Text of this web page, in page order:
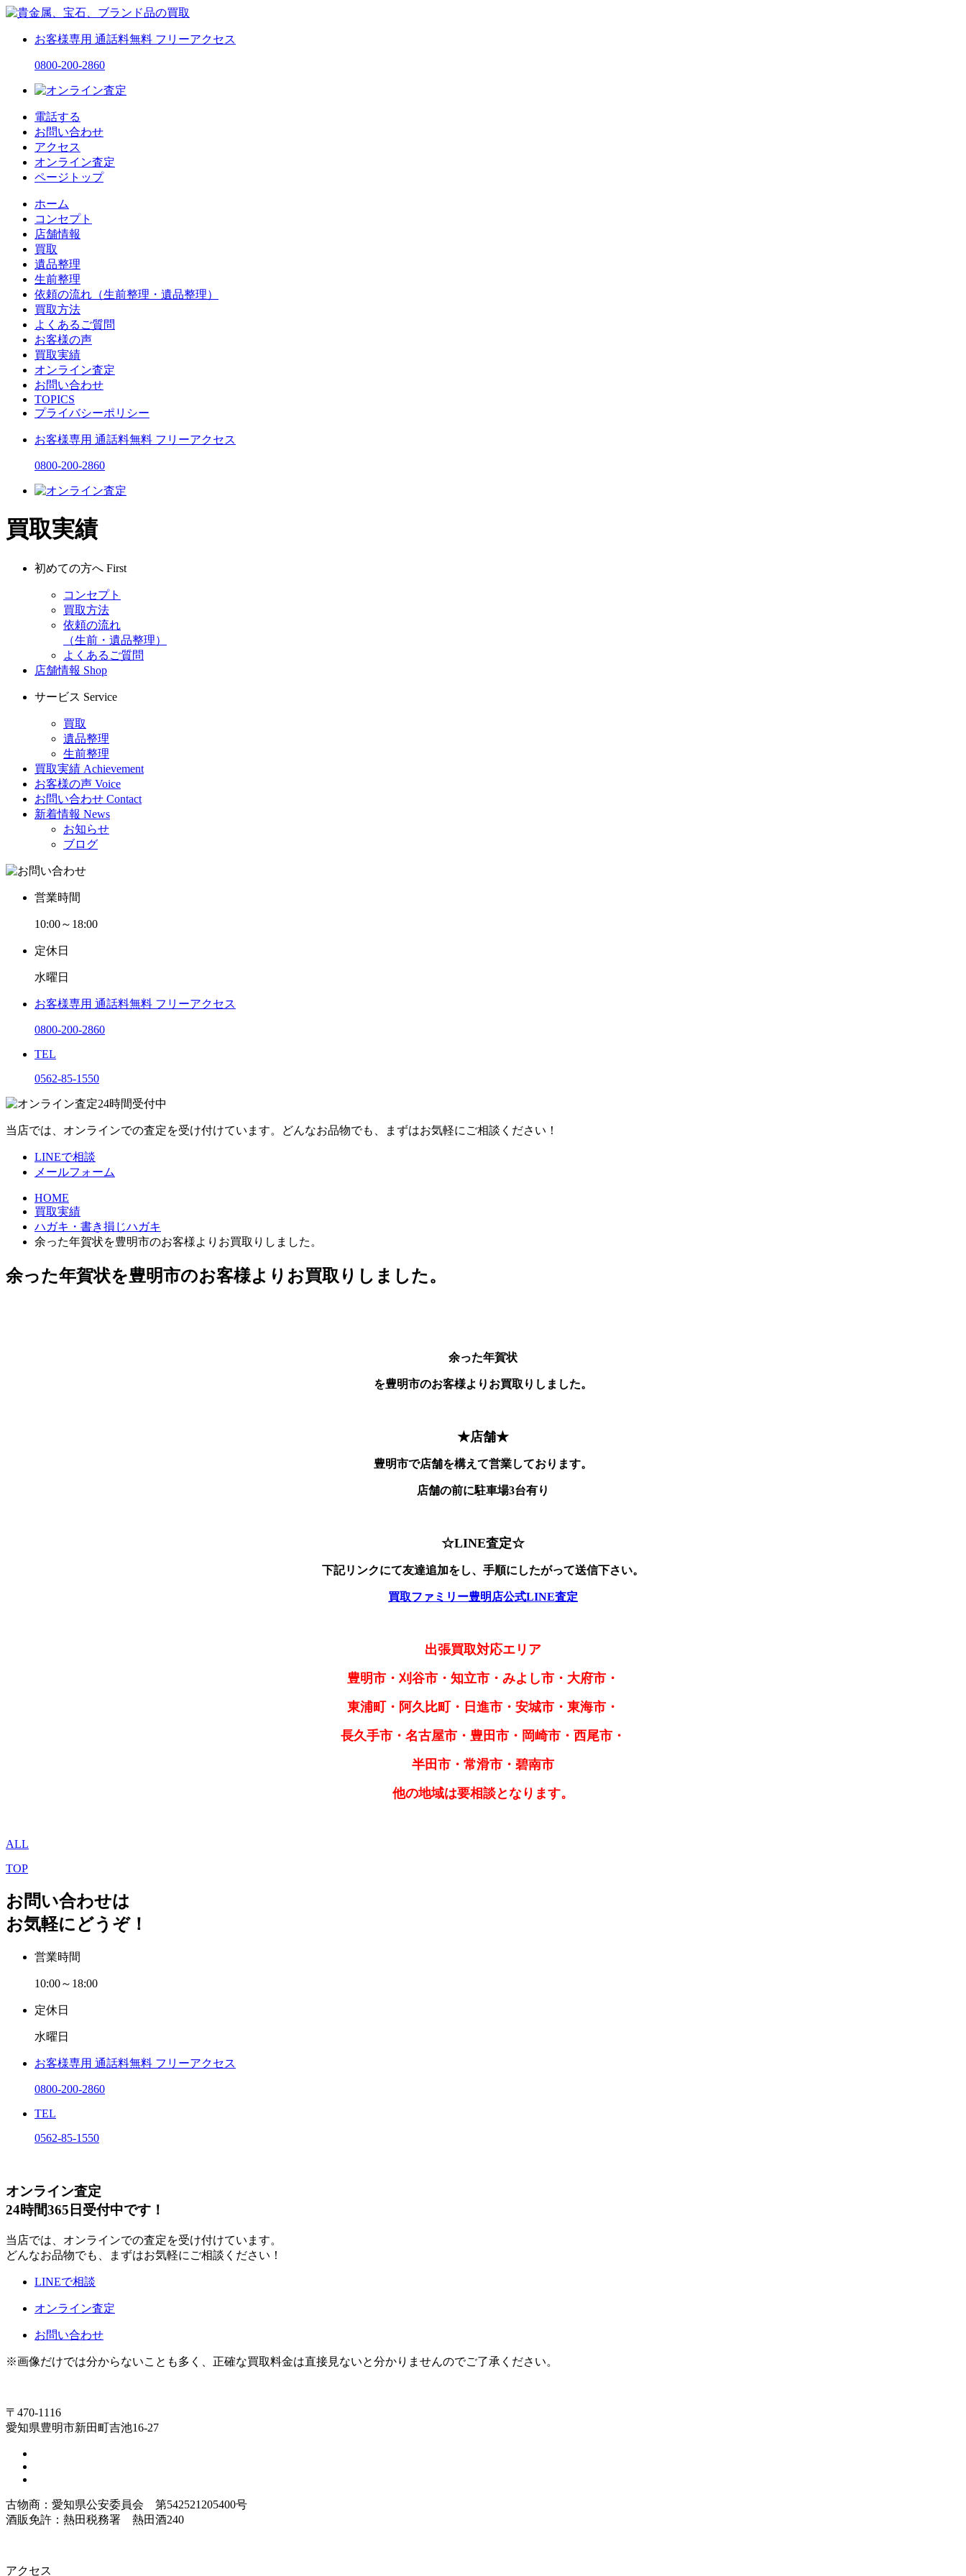
お客様専用 通話料無料 フリーアクセス
0800-200-2860
電話する
お問い合わせ
アクセス
オンライン査定
ページトップ
ホーム
コンセプト
店舗情報
買取
遺品整理
生前整理
依頼の流れ（生前整理・遺品整理）
買取方法
よくあるご質問
お客様の声
買取実績
オンライン査定
お問い合わせ
TOPICS
プライバシーポリシー
お客様専用 通話料無料 フリーアクセス
0800-200-2860
買取実績
初めての方へ First
コンセプト
買取方法
依頼の流れ
（生前・遺品整理）
よくあるご質問
店舗情報 Shop
サービス Service
買取
遺品整理
生前整理
買取実績 Achievement
お客様の声 Voice
お問い合わせ Contact
新着情報 News
お知らせ
ブログ
営業時間
10:00～18:00
定休日
水曜日
お客様専用 通話料無料 フリーアクセス
0800-200-2860
TEL
0562-85-1550
当店では、オンラインでの査定を受け付けています。どんなお品物でも、まずはお気軽にご相談ください！
LINEで相談
メールフォーム
HOME
買取実績
ハガキ・書き損じハガキ
余った年賀状を豊明市のお客様よりお買取りしました。
余った年賀状を豊明市のお客様よりお買取りしました。
余った年賀状
を豊明市のお客様よりお買取りしました。
★店舗★
豊明市で店舗を構えて営業しております。
店舗の前に駐車場3台有り
☆LINE査定☆
下記リンクにて友達追加をし、手順にしたがって送信下さい。
買取ファミリー豊明店公式LINE査定
出張買取対応エリア
豊明市・刈谷市・知立市・みよし市・大府市・
東浦町・阿久比町・日進市・安城市・東海市・
長久手市・名古屋市・豊田市・岡崎市・西尾市・
半田市・常滑市・碧南市
他の地域は要相談となります。
ALL
TOP
お問い合わせは
お気軽にどうぞ！
営業時間
10:00～18:00
定休日
水曜日
お客様専用 通話料無料 フリーアクセス
0800-200-2860
TEL
0562-85-1550
オンライン査定
24時間365日受付中です！
当店では、オンラインでの査定を受け付けています。
どんなお品物でも、まずはお気軽にご相談ください！
LINEで相談
オンライン査定
お問い合わせ
※画像だけでは分からないことも多く、正確な買取料金は直接見ないと分かりませんのでご了承ください。
〒470-1116
愛知県豊明市新田町吉池16-27
古物商：愛知県公安委員会 第542521205400号
酒販免許：熱田税務署 熱田酒240
アクセス